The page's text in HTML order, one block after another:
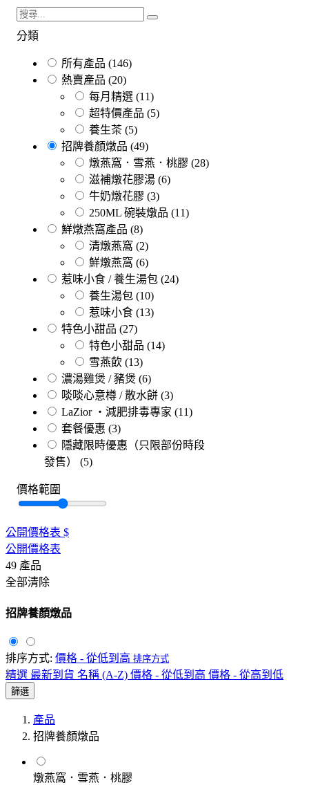
分類
所有產品 (146)
熱賣產品 (20)
每月精選 (11)
超特價產品 (5)
養生茶 (5)
招牌養顏燉品 (49)
燉燕窩．雪燕．桃膠 (28)
滋補燉花膠湯 (6)
牛奶燉花膠 (3)
250ML 碗裝燉品 (11)
鮮燉燕窩產品 (8)
清燉燕窩 (2)
鮮燉燕窩 (6)
惹味小食 / 養生湯包 (24)
養生湯包 (10)
惹味小食 (13)
特色小甜品 (27)
特色小甜品 (14)
雪燕飲 (13)
濃湯雞煲 / 豬煲 (6)
啖啖心意樽 / 散水餅 (3)
LaZior ・減肥排毒專家 (11)
套餐優惠 (3)
隱藏限時優惠（只限部份時段
發售）
(5)
價格範圍
公開價格表 $
公開價格表
49 產品
全部清除
招牌養顏燉品
排序方式: 價格 - 從低到高 排序方式
精選 最新到貨 名稱 (A-Z) 價格 - 從低到高 價格 - 從高到低
篩選
產品
招牌養顏燉品
燉燕窩．雪燕．桃膠